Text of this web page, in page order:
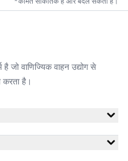
जो वाणिज्यिक वाहन उद्योग से
है।